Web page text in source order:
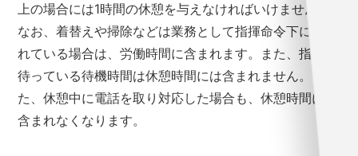
上の場合には1時間の休憩を与えなければいけません。
なお、着替えや掃除などは業務として指揮命令下に置か
れている場合は、労働時間に含まれます。また、指示を
待っている待機時間は休憩時間には含まれません。ま
た、休憩中に電話を取り対応した場合も、休憩時間には
含まれなくなります。